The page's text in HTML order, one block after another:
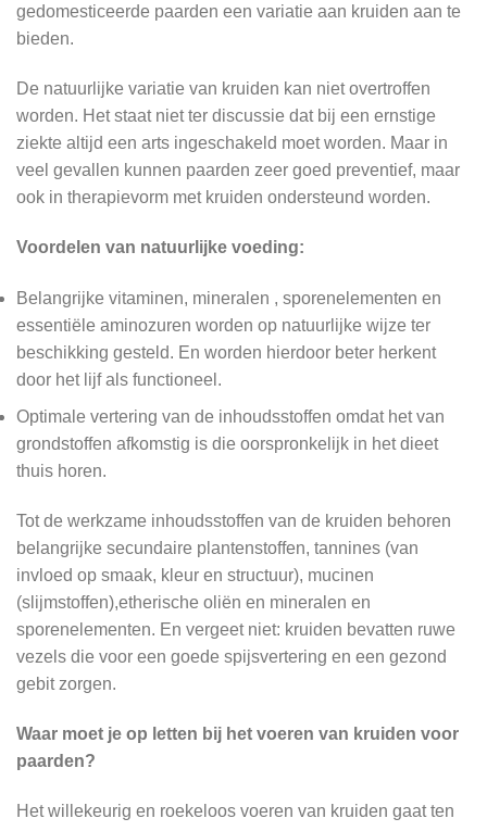
gedomesticeerde paarden een variatie aan kruiden aan te
bieden.
De natuurlijke variatie van kruiden kan niet overtroffen
worden. Het staat niet ter discussie dat bij een ernstige
ziekte altijd een arts ingeschakeld moet worden. Maar in
veel gevallen kunnen paarden zeer goed preventief, maar
ook in therapievorm met kruiden ondersteund worden.
Voordelen van natuurlijke voeding:
Belangrijke vitaminen, mineralen , sporenelementen en
essentiële aminozuren worden op natuurlijke wijze ter
beschikking gesteld. En worden hierdoor beter herkent
door het lijf als functioneel.
Optimale vertering van de inhoudsstoffen omdat het van
grondstoffen afkomstig is die oorspronkelijk in het dieet
thuis horen.
Tot de werkzame inhoudsstoffen van de kruiden behoren
belangrijke secundaire plantenstoffen, tannines (van
invloed op smaak, kleur en structuur), mucinen
(slijmstoffen),etherische oliën en mineralen en
sporenelementen. En vergeet niet: kruiden bevatten ruwe
vezels die voor een goede spijsvertering en een gezond
gebit zorgen.
Waar moet je op letten bij het voeren van kruiden voor
paarden?
Het willekeurig en roekeloos voeren van kruiden gaat ten